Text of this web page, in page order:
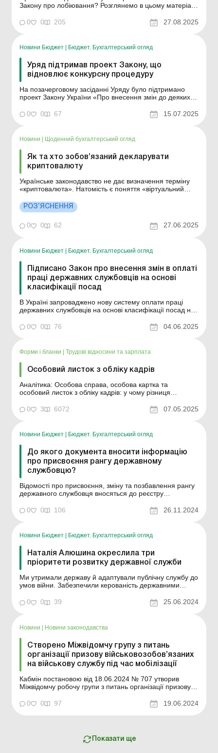
Закону про лобіювання? Розглянемо в цьому матеріалі.
керівника Уповноважені з питань запобігання та
виявлення корупції в ОМС: вимоги та обов’язки 1
0 0 205 27.08.2025
Новини Бюджет Бюджет. Бухгалтерський огляд
Уряд підтримав проект Закону, що
відновлює конкурсну процедуру
На позачерговому засіданні Уряду було підтримано
проект Закону України «Про внесення змін до деяких
конкурсів та удосконалення порядку вступу,
проходження, припинення державної служби». Акт
пр...
0 0 67 15.07.2025
Новини Щоденний бухгалтерський огляд
Як та хто зобов’язаний декларувати
криптовалюту
Українське законодавство не дає визначення терміну
«криптовалюта». Натомість є поняття «віртуальний
продавати, переказувати, використовувати для
платіжних чи інвестиційних цілей. Згідно зі ст. 46
РОЗ’ЯСНЕННЯ
0 0 62 27.06.2025
Новини Бюджет | Бюджет. Бухгалтерський огляд
Підписано Закон про внесення змін в оплаті
праці державних службовців на основі
класифікації посад
В Україні запроваджено нову систему оплати праці
державних службовців на основі класифікації посад на
(законопроєкт № 8222) підписано Президентом
України. Це важливий крок для побудови прозорої,
на державн...
0 0 76 04.06.2025
Форми і бланки | Трудові відносини та зарплата
Особовий листок з обліку кадрів
Аналітика: Особова справа, особова картка та
особовий листок з обліку кадрів: у чому різниця
діловодства в міністерствах, інших центральних та
0 3 6072 07.05.2025
Новини Бюджет Бюджет. Бухгалтерський огляд
До якого документа вносити інформацію
про присвоєння рангу державному
службовцю?
Відомості про присвоєння, зміну та позбавлення рангу
державного службовця вносяться до реєстру
загальнообов’язкового державного соціального
страхування в порядку, встановленому Пенсійним
органом виконавчої влади...
0 0 106 26.11.2024
Новини Бюджет Бюджет. Бухгалтерський огляд
Наталія Алюшина окреслила три
пріоритети розвитку державної служби
Ми утримали державу й адаптували публічну службу до
умов війни. Забезпечили керованість державними
її відновлення і розвитку. Наразі маємо наступний
рівень викликів. Публічна служба має стати цифровою,
0 0 39 25.06.2024
Новини | Новини законодавства
Створено Міжвідомчу групу з питань
організації призову військовозобов’язаних
на військову службу під час мобілізації
Кабмін постановою від 18.06.2024 № 707 утворив
Міжвідомчу робочу групи з питань організації призову
під час мобілізації (далі – Міжвідомча робоча група) та
затвердив Положення про Міжвідомчу робочу групу.
0 0 97 19.06.2024
Показати ще